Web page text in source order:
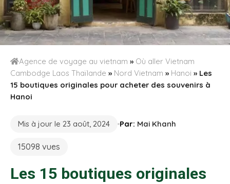
Agence de voyage au vietnam » Où aller Vietnam
Cambodge Laos Thaïlande » Nord Vietnam » Hanoi » Les
15 boutiques originales pour acheter des souvenirs à
Hanoi
Mis à jour le 23 août, 2024 Par: Mai Khanh
15098 vues
Les 15 boutiques originales